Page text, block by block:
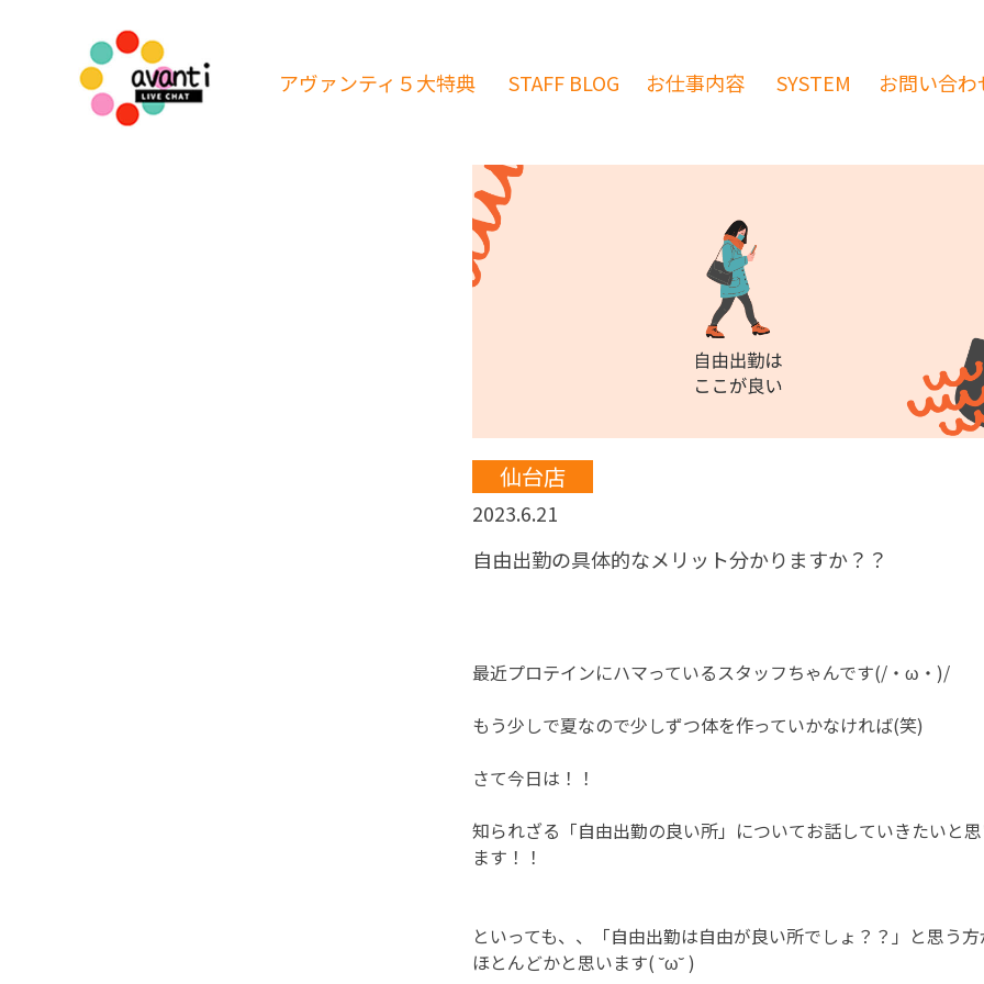
アヴァンティ ５大特典 STAFFBLOG お仕事内容 SYSTEM お問い合わ
仙台店
2023.6.21
自由出勤の具体的なメリット分かりますか？？
最近プロテインにハマっているスタッフちゃんです(/・ω・)/
もう少しで夏なので少しずつ体を作っていかなければ(笑)
さて今日は！！
知られざる「自由出勤の良い所」についてお話していきたいと
ます！！
といっても、、「自由出勤は自由が良い所でしょ？？」と思う
ほとんどかと思います( ˘ω˘ )